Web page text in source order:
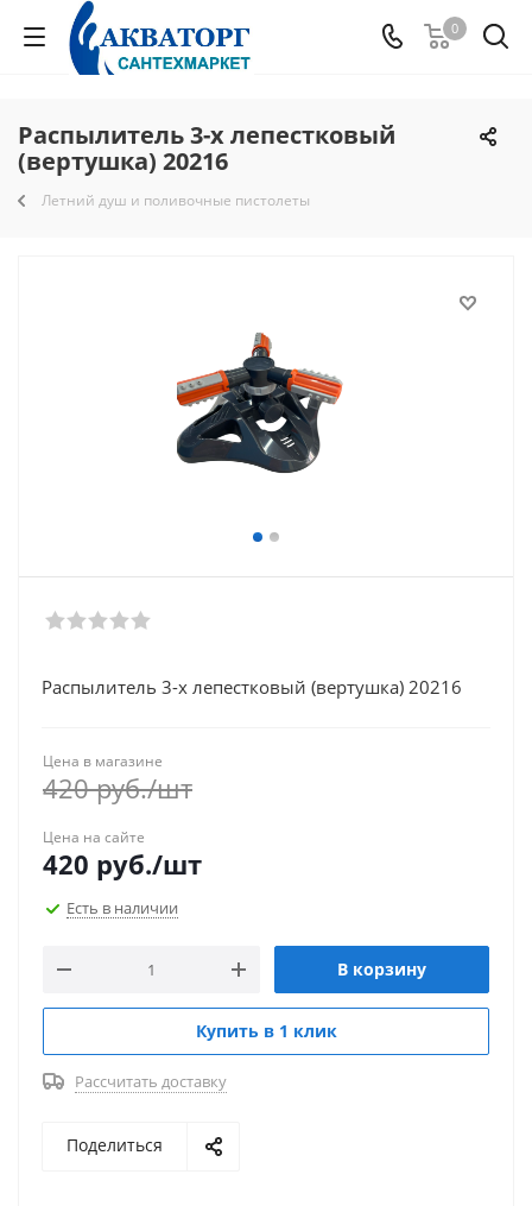
0
Распылитель 3-х лепестковый
(вертушка) 20216
Летний душ и поливочные пистолеты
Распылитель 3-х лепестковый (вертушка) 20216
Цена в магазине
420руб./шт
Цена на сайте
420 руб./шт
Есть в наличии
В корзину
Купить в 1 клик
Рассчитать доставку
Поделиться